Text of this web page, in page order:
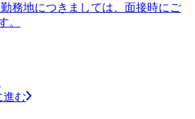
務地につきましては、面接時にご
。
進む